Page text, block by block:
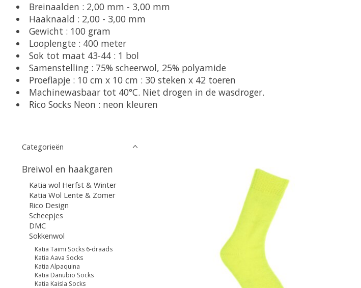
Breinaalden : 2,00 mm - 3,00 mm
Haaknaald : 2,00 - 3,00 mm
Gewicht : 100 gram
Looplengte : 400 meter
Sok tot maat 43-44 : 1 bol
Samenstelling : 75% scheerwol, 25% polyamide
Proeflapje : 10 cm x 10 cm : 30 steken x 42 toeren
Machinewasbaar tot 40°C. Niet drogen in de wasdroger.
Rico Socks Neon : neon kleuren
Categorieën
Breiwol en haakgaren
Katia wol Herfst & Winter
Katia Wol Lente & Zomer
Rico Design
Scheepjes
DMC
Sokkenwol
Katia Taimi Socks 6-draads
Katia Aava Socks
Katia Alpaquina
Katia Danubio Socks
Katia Kaisla Socks